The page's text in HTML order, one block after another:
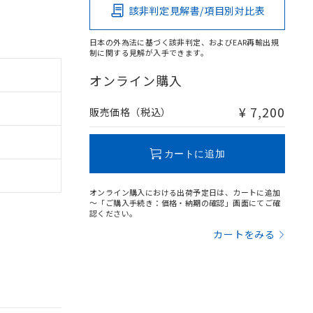
該非判定見解書/項目別対比表
日本の外為法に基づく該非判定、およびEAR再輸出規
制に関する見解が入手できます。
オンライン購入
販売価格（税込） ¥ 7,200
カートに追加
オンライン購入における出荷予定日は、カートに追加
～「ご購入手続き：価格・納期の確認」画面にてご確
認ください。
カートをみる